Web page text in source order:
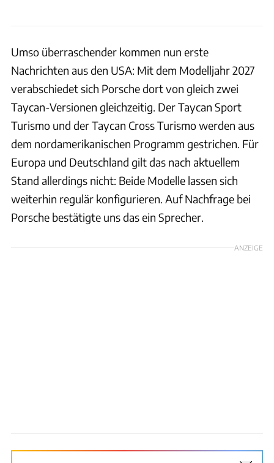
Umso überraschender kommen nun erste
Nachrichten aus den USA: Mit dem Modelljahr 2027
verabschiedet sich Porsche dort von gleich zwei
Taycan-Versionen gleichzeitig. Der Taycan Sport
Turismo und der Taycan Cross Turismo werden aus
dem nordamerikanischen Programm gestrichen. Für
Europa und Deutschland gilt das nach aktuellem
Stand allerdings nicht: Beide Modelle lassen sich
weiterhin regulär konfigurieren. Auf Nachfrage bei
Porsche bestätigte uns das ein Sprecher.
ANZEIGE